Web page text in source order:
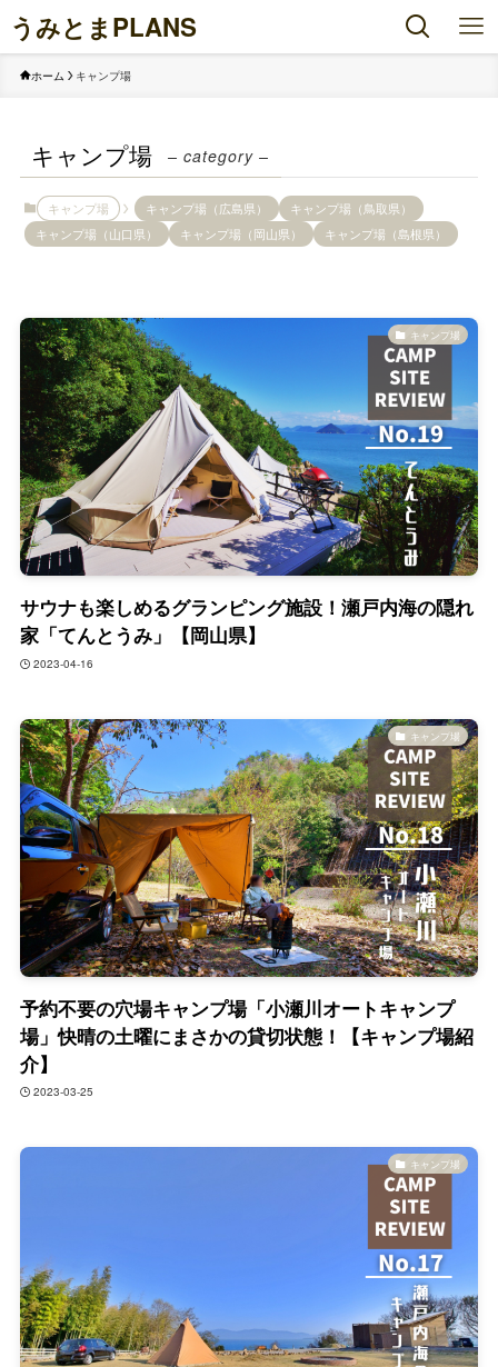
うみとまPLANS
ホーム キャンプ場
キャンプ場 – category –
キャンプ場 キャンプ場（広島県）
キャンプ場（鳥取県）
キャンプ場（山口県）
キャンプ場（岡山県） キャンプ場（島根県）
キャンプ場
サウナも楽しめるグランピング施設！瀬戸内海の隠れ
家「てんとうみ」【岡山県】
2023-04-16
キャンプ場
予約不要の穴場キャンプ場「小瀬川オートキャンプ
場」快晴の土曜にまさかの貸切状態！【キャンプ場紹
介】
2023-03-25
キャンプ場